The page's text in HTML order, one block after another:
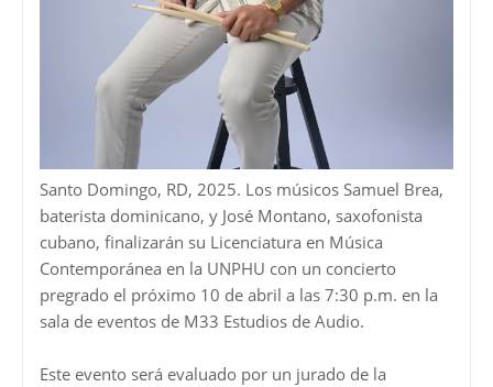
Santo Domingo, RD, 2025. Los músicos Samuel Brea,
baterista dominicano, y José Montano, saxofonista
cubano, finalizarán su Licenciatura en Música
Contemporánea en la UNPHU con un concierto
pregrado el próximo 10 de abril a las 7:30 p.m. en la
sala de eventos de M33 Estudios de Audio.
Este evento será evaluado por un jurado de la